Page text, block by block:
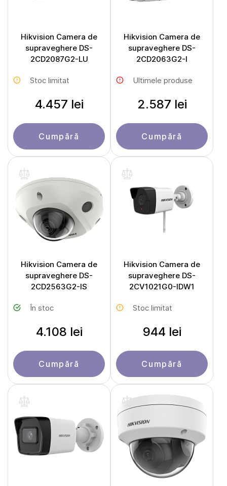
Hikvision Camera de
supraveghere DS-
2CD2087G2-LU
Stoc limitat
4.457 lei
Cumpără
Hikvision Camera de
supraveghere DS-
2CD2063G2-I
Ultimele produse
2.587 lei
Cumpără
Hikvision Camera de
supraveghere DS-
2CD2563G2-IS
În stoc
4.108 lei
Cumpără
Hikvision Camera de
supraveghere DS-
2CV1021G0-IDW1
Stoc limitat
944 lei
Cumpără